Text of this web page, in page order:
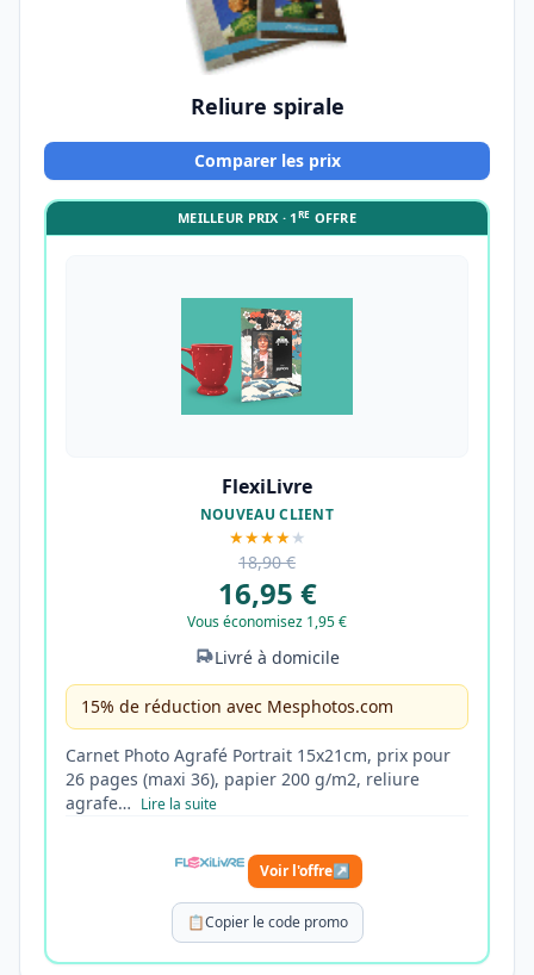
Reliure spirale
Comparer les prix
MEILLEUR PRIX · 1RE OFFRE
FlexiLivre
NOUVEAU CLIENT
★★★★★
18,90 €
16,95 €
Vous économisez 1,95 €
Livré à domicile
15% de réduction avec Mesphotos.com
Carnet Photo Agrafé Portrait 15x21cm, prix pour
26 pages (maxi 36), papier 200 g/m2, reliure
agrafe… Lire la suite
Voir l'offre↗
📋Copier le code promo